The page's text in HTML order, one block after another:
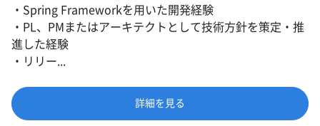
・Spring Frameworkを用いた開発経験
・PL、PMまたはアーキテクトとして技術方針を策定・推
進した経験
・リリー...
詳細を見る